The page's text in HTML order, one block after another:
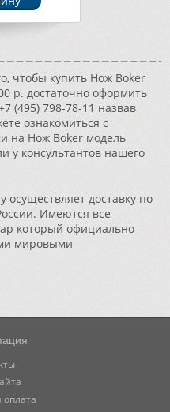
чтобы купить Нож Boker
р. достаточно оформить
(495) 798-78-11 назвав
ознакомиться с
на Нож Boker модель
у консультантов нашего
доставку по
Имеются все
который официально
мировыми
оплата